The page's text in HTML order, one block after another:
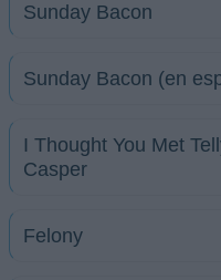
Sunday Bacon
Sunday Bacon (en
I Thought You Met
Casper
Felony